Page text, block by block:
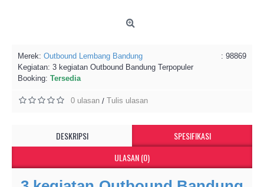
: 98869
Merek: Outbound Lembang Bandung
Kegiatan: 3 kegiatan Outbound Bandung Terpopuler
Booking: Tersedia
0 ulasan / Tulis ulasan
DESKRIPSI
SPESIFIKASI
ULASAN (0)